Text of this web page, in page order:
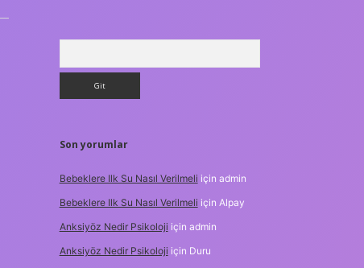
Son yorumlar
Bebeklere Ilk Su Nasıl Verilmeli için admin
Bebeklere Ilk Su Nasıl Verilmeli için Alpay
Anksiyöz Nedir Psikoloji için admin
Anksiyöz Nedir Psikoloji için Duru